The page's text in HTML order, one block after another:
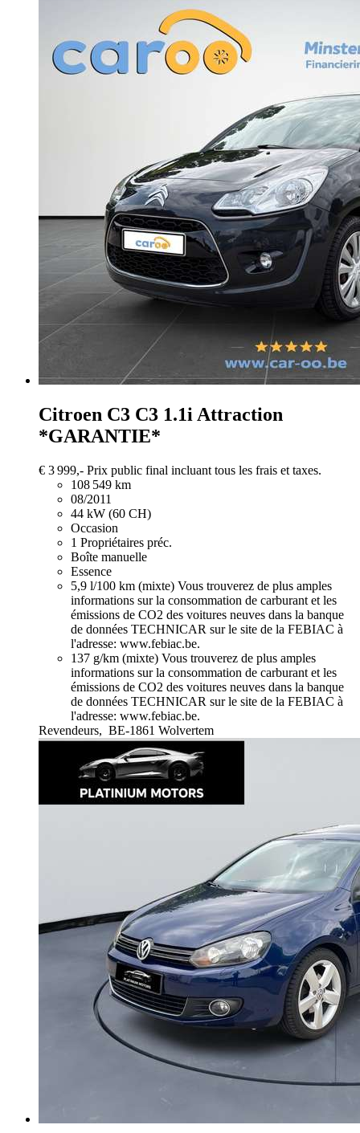
Citroen C3 C3 1.1i Attraction
*GARANTIE*
€ 3 999,- Prix public final incluant tous les frais et taxes.
108 549 km
08/2011
44 kW (60 CH)
Occasion
1 Propriétaires préc.
Boîte manuelle
Essence
5,9 l/100 km (mixte) Vous trouverez de plus amples
informations sur la consommation de carburant et les
émissions de CO2 des voitures neuves dans la banque
de données TECHNICAR sur le site de la FEBIAC à
l'adresse: www.febiac.be.
137 g/km (mixte) Vous trouverez de plus amples
informations sur la consommation de carburant et les
émissions de CO2 des voitures neuves dans la banque
de données TECHNICAR sur le site de la FEBIAC à
l'adresse: www.febiac.be.
Revendeurs, BE-1861 Wolvertem